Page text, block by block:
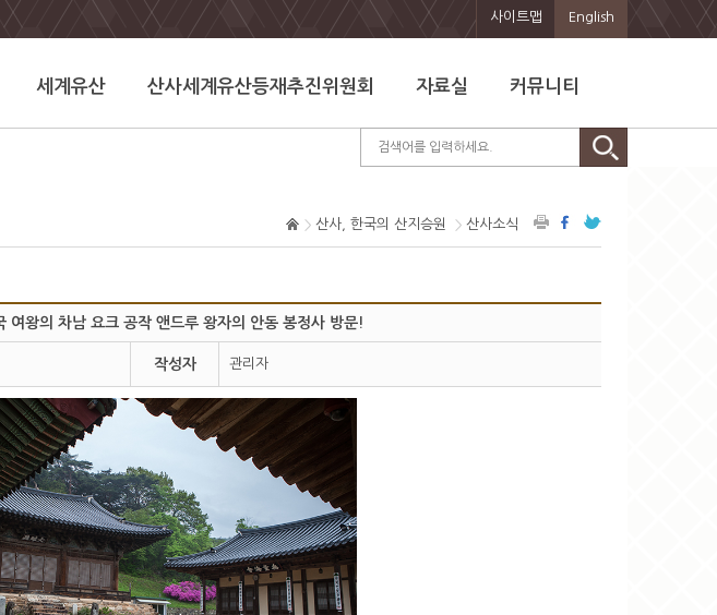
사이트맵 English
세계유산 산사세계유산등재추진위원회 자료실 커뮤니티
산사, 한국의 산지승원 산사소식
여왕의 차남 요크 공작 앤드루 왕자의 안동 봉정사 방문!
작성자 관리자